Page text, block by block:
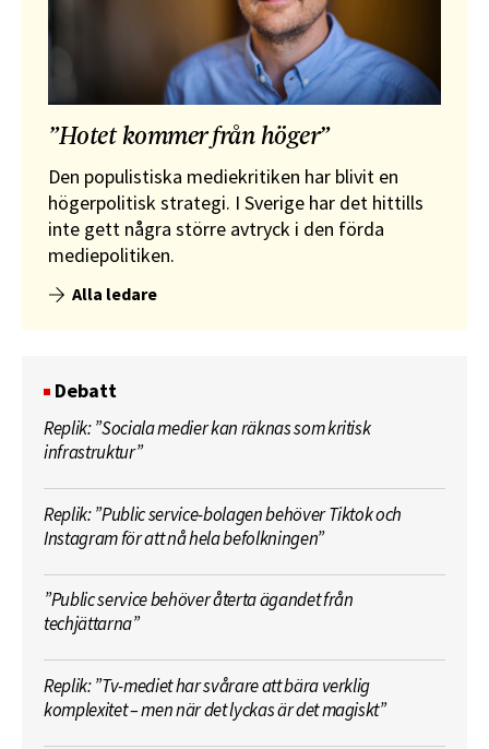
”Hotet kommer från höger”
Den populistiska mediekritiken har blivit en
högerpolitisk strategi. I Sverige har det hittills
inte gett några större avtryck i den förda
mediepolitiken.
Alla ledare
Debatt
Replik: ”Sociala medier kan räknas som kritisk
infrastruktur”
Replik: ”Public service-bolagen behöver Tiktok och
Instagram för att nå hela befolkningen”
”Public service behöver återta ägandet från
techjättarna”
Replik: ”Tv-mediet har svårare att bära verklig
komplexitet – men när det lyckas är det magiskt”